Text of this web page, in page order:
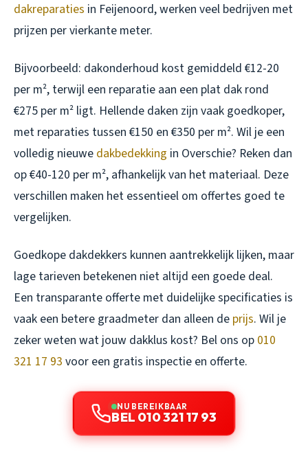
dakreparaties in Feijenoord, werken veel bedrijven met
prijzen per vierkante meter.
Bijvoorbeeld: dakonderhoud kost gemiddeld €12-20
per m², terwijl een reparatie aan een plat dak rond
€275 per m² ligt. Hellende daken zijn vaak goedkoper,
met reparaties tussen €150 en €350 per m². Wil je een
volledig nieuwe dakbedekking in Overschie? Reken dan
op €40-120 per m², afhankelijk van het materiaal. Deze
verschillen maken het essentieel om offertes goed te
vergelijken.
Goedkope dakdekkers kunnen aantrekkelijk lijken, maar
lage tarieven betekenen niet altijd een goede deal.
Een transparante offerte met duidelijke specificaties is
vaak een betere graadmeter dan alleen de prijs. Wil je
zeker weten wat jouw dakklus kost? Bel ons op 010
321 17 93 voor een gratis inspectie en offerte.
NU BEREIKBAAR
BEL 010 321 17 93